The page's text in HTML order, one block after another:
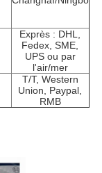
Exprès : DHL,
Fedex, SME,
UPS ou par
l'air/mer
T/T, Western
Union, Paypal,
RMB